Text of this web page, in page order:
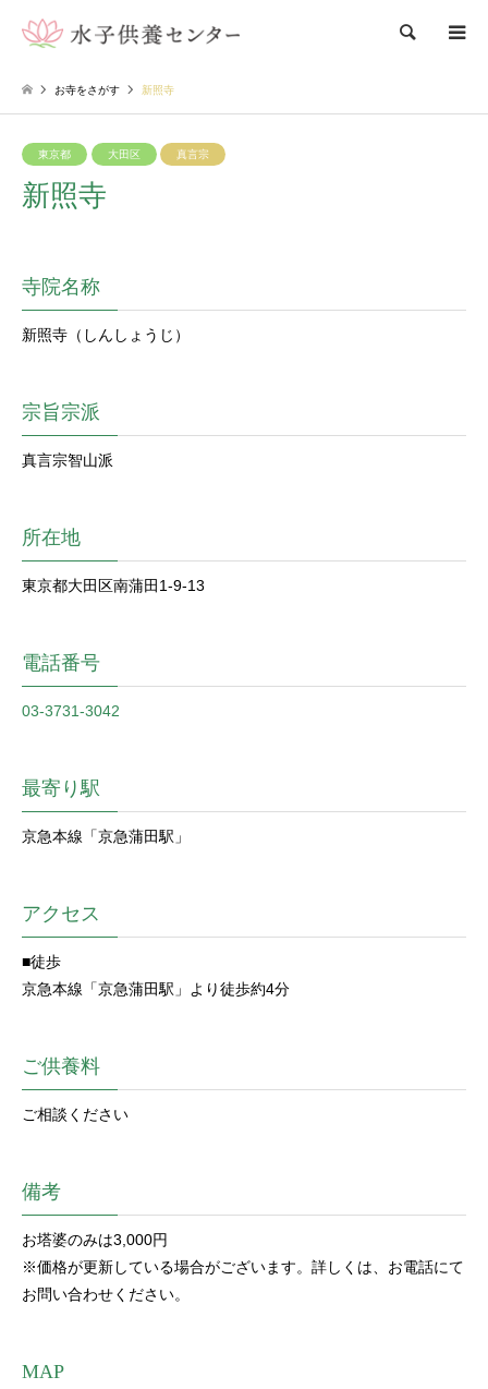
検索
お寺をさがす 新照寺
東京都 大田区 真言宗
新照寺
寺院名称
新照寺（しんしょうじ）
宗旨宗派
真言宗智山派
所在地
東京都大田区南蒲田1-9-13
電話番号
03-3731-3042
最寄り駅
京急本線「京急蒲田駅」
アクセス
■徒歩
京急本線「京急蒲田駅」より徒歩約4分
ご供養料
ご相談ください
備考
お塔婆のみは3,000円
※価格が更新している場合がございます。詳しくは、お電話にて
お問い合わせください。
MAP